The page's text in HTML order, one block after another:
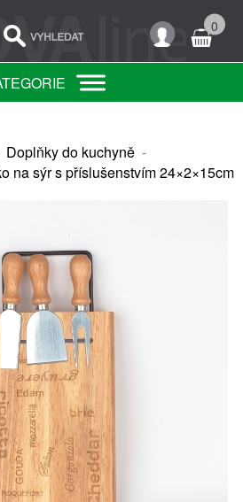
0
Doplňky do kuchyně-
na sýr s příslušenstvím 24×2×15cm